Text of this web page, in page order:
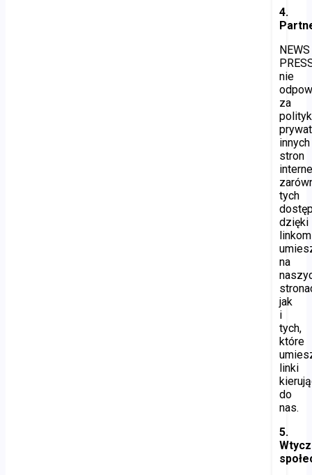
4.
NEWS
nie
za
innych
stron
tych
dzięki
linkom
na
jak
i
tych,
które
linki
do
nas.
5.